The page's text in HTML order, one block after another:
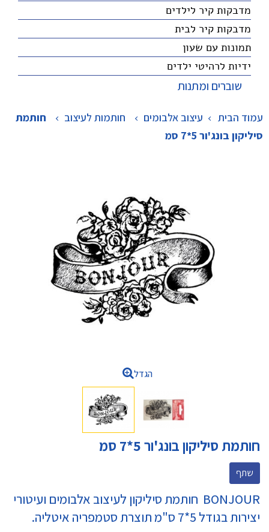
מדבקות קיר לילדים
מדבקות קיר לבית
תמונות עם שעון
ידיות לרהיטי ילדים
שוברים ומתנות
עמוד הבית עיצוב אלבומים > חותמות לעיצוב >
חותמת
סיליקון בונג'ור 5*7 סמ
הגדל
חותמת סיליקון בונג'ור 5*7 סמ
שתף
BONJOUR חותמת סיליקון לעיצוב אלבומים ועיטורי
יצירות בגודל 5*7 ס"מ תוצרת סטמפריה איטליה.